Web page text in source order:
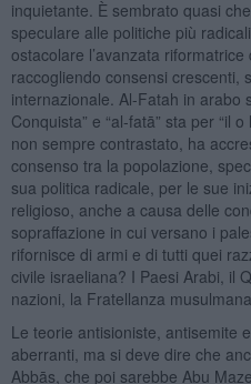
inquietante. È sembrato quasi
speculare alle politiche più
ostacolare l’avanzata
raccogliendo consensi crescenti,
internazionale. Al-Fatah in arabo
Conquista” e “al-fatā” sta per “il
non sempre contrastato, ha
consenso tra la popolazione,
sua politica radicale, per le sue
religioso, anche a causa delle
sopraffazione in cui versano i
rifornisce di armi e di tutti quei
civile israeliana? I Paesi Arabi, il
nazioni, la Fratellanza
Le teorie antisioniste, antisemite
aberranti, ma si deve dire che
Abbās, che poi sarebbe Abu